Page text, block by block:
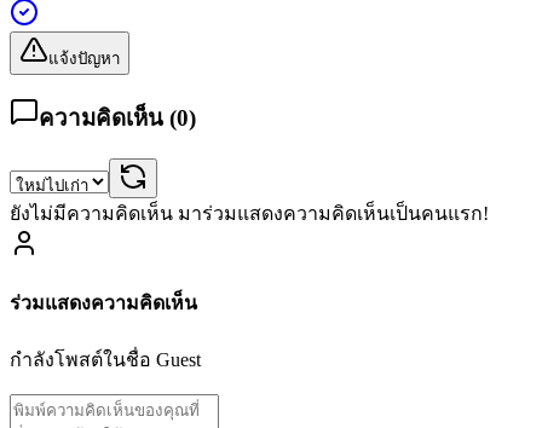
แจ้งปัญหา
ความคิดเห็น (0)
ยังไม่มีความคิดเห็น มาร่วมแสดงความคิดเห็นเป็นคนแรก!
ร่วมแสดงความคิดเห็น
กำลังโพสต์ในชื่อ Guest